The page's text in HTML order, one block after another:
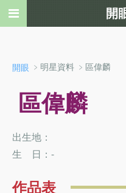
開眼 ﹥明星資料 ﹥區偉麟
區偉麟
出生地：
生 日：-
作品表
開